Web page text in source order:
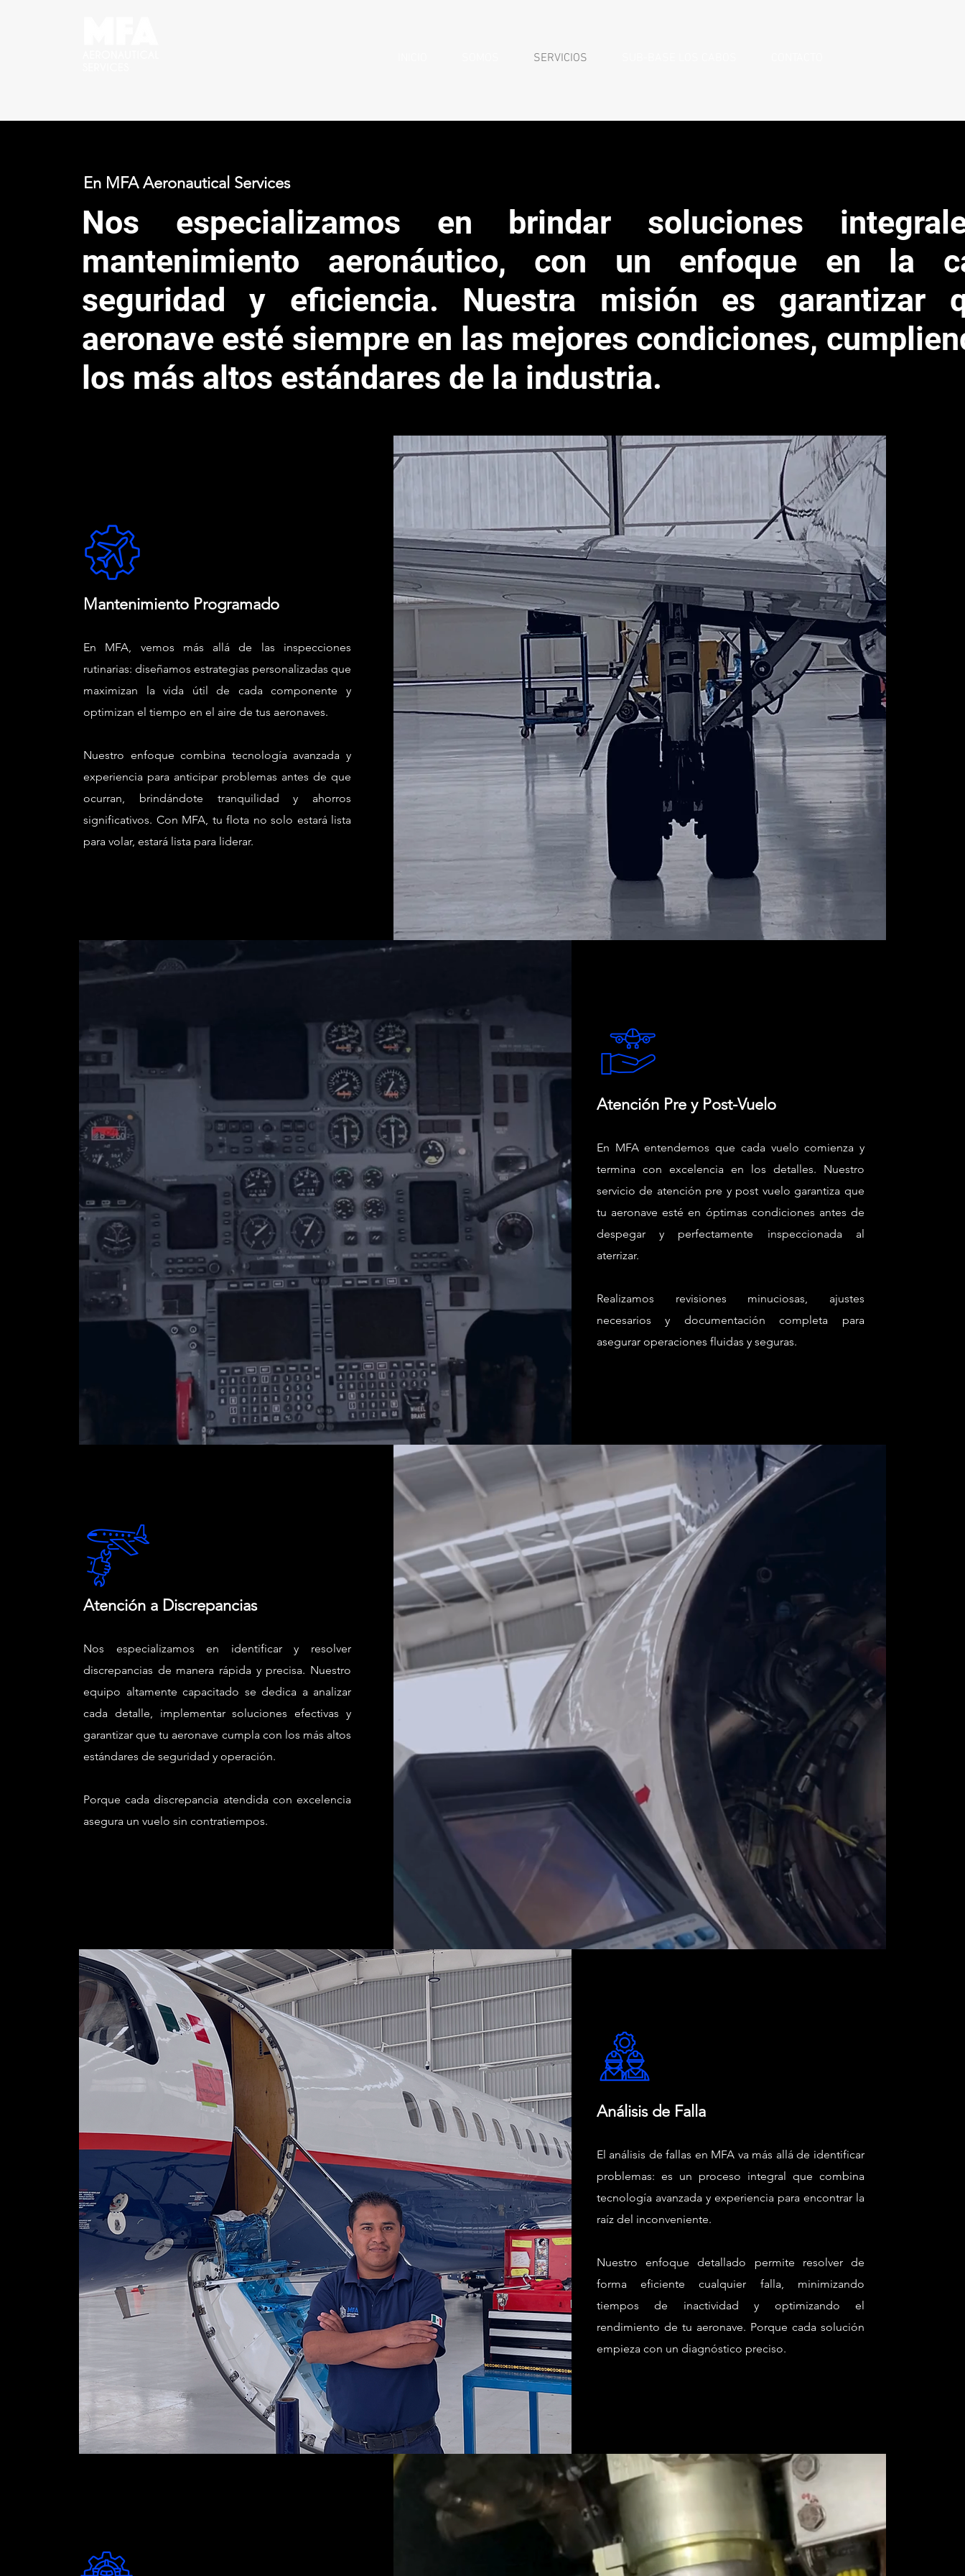
SERVICIOS
En MFA Aeronautical Services
Nos especializamos en brindar soluciones
mantenimiento aeronáutico, con un enfoque en la
seguridad y eficiencia. Nuestra misión es garantizar
aeronave esté siempre en las mejores condiciones,
los más altos estándares de la industria.
Mantenimiento Programado
En MFA, vemos más allá de las inspecciones
rutinarias: diseñamos estrategias personalizadas que
maximizan la vida útil de cada componente y
optimizan el tiempo en el aire de tus aeronaves.
Nuestro enfoque combina tecnología avanzada y
experiencia para anticipar problemas antes de que
ocurran, brindándote tranquilidad y ahorros
significativos. Con MFA, tu flota no solo estará lista
para volar, estará lista para liderar.
Atención Pre y Post-Vuelo
En MFA entendemos que cada vuelo comienza y
termina con excelencia en los detalles. Nuestro
servicio de atención pre y post vuelo garantiza que
tu aeronave esté en óptimas condiciones antes de
despegar y perfectamente inspeccionada al
aterrizar.
Realizamos revisiones minuciosas, ajustes
necesarios y documentación completa para
asegurar operaciones fluidas y seguras.
Atención a Discrepancias
Nos especializamos en identificar y resolver
discrepancias de manera rápida y precisa. Nuestro
equipo altamente capacitado se dedica a analizar
cada detalle, implementar soluciones efectivas y
garantizar que tu aeronave cumpla con los más altos
estándares de seguridad y operación.
Porque cada discrepancia atendida con excelencia
asegura un vuelo sin contratiempos.
Análisis de Falla
El análisis de fallas en MFA va más allá de identificar
problemas: es un proceso integral que combina
tecnología avanzada y experiencia para encontrar la
raíz del inconveniente.
Nuestro enfoque detallado permite resolver de
forma eficiente cualquier falla, minimizando
tiempos de inactividad y optimizando el
rendimiento de tu aeronave. Porque cada solución
empieza con un diagnóstico preciso.